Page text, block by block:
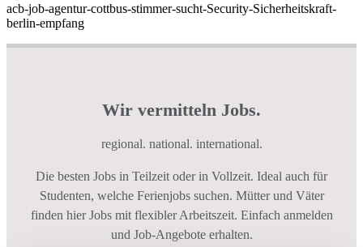
acb-job-agentur-cottbus-stimmer-sucht-Security-Sicherheitskraft-
berlin-empfang
Wir vermitteln Jobs.
regional. national. international.
Die besten Jobs in Teilzeit oder in Vollzeit. Ideal auch für
Studenten, welche Ferienjobs suchen. Mütter und Väter
finden hier Jobs mit flexibler Arbeitszeit. Einfach anmelden
und Job-Angebote erhalten.